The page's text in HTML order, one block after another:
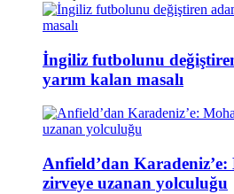
İngiliz futbolunu
yarım kalan masalı
Anfield’dan Karadeniz’e:
zirveye uzanan yolculuğu